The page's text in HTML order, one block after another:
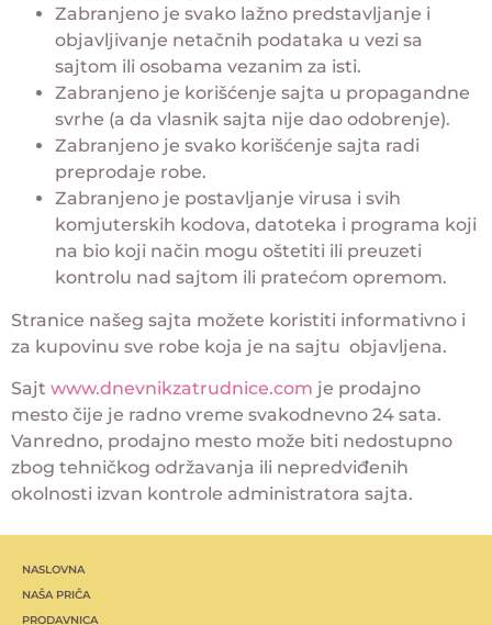
Zabranjeno je svako lažno predstavljanje i
objavljivanje netačnih podataka u vezi sa
sajtom ili osobama vezanim za isti.
Zabranjeno je korišćenje sajta u propagandne
svrhe (a da vlasnik sajta nije dao odobrenje).
Zabranjeno je svako korišćenje sajta radi
preprodaje robe.
Zabranjeno je postavljanje virusa i svih
komjuterskih kodova, datoteka i programa koji
na bio koji način mogu oštetiti ili preuzeti
kontrolu nad sajtom ili pratećom opremom.
Stranice našeg sajta možete koristiti informativno i
za kupovinu sve robe koja je na sajtu objavljena.
Sajt www.dnevnikzatrudnice.com je prodajno
mesto čije je radno vreme svakodnevno 24 sata.
Vanredno, prodajno mesto može biti nedostupno
zbog tehničkog održavanja ili nepredviđenih
okolnosti izvan kontrole administratora sajta.
NASLOVNA
NAŠA PRIČA
PRODAVNICA